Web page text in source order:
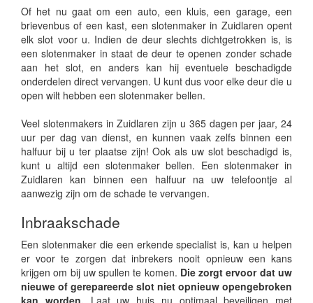
Of het nu gaat om een auto, een kluis, een garage, een
brievenbus of een kast, een slotenmaker in Zuidlaren opent
elk slot voor u. Indien de deur slechts dichtgetrokken is, is
een slotenmaker in staat de deur te openen zonder schade
aan het slot, en anders kan hij eventuele beschadigde
onderdelen direct vervangen. U kunt dus voor elke deur die u
open wilt hebben een slotenmaker bellen.
Veel slotenmakers in Zuidlaren zijn u 365 dagen per jaar, 24
uur per dag van dienst, en kunnen vaak zelfs binnen een
halfuur bij u ter plaatse zijn! Ook als uw slot beschadigd is,
kunt u altijd een slotenmaker bellen. Een slotenmaker in
Zuidlaren kan binnen een halfuur na uw telefoontje al
aanwezig zijn om de schade te vervangen.
Inbraakschade
Een slotenmaker die een erkende specialist is, kan u helpen
er voor te zorgen dat inbrekers nooit opnieuw een kans
krijgen om bij uw spullen te komen. Die zorgt ervoor dat uw
nieuwe of gerepareerde slot niet opnieuw opengebroken
kan worden.
Laat uw huis nu optimaal beveiligen met